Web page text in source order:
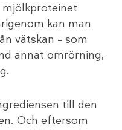
mjölkproteinet
kan man
vätskan – som
annat omrörning,
till den
Och eftersom